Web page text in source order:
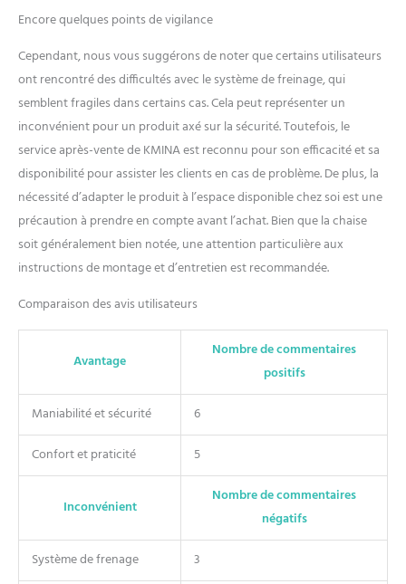
douche dispose d'un
roues arrière garantissant le
maximum de sécurité et
d'adhérence lors de son
utilisation. Ses roues
directionnelles sont conçues
pour transporter facilement
la chaise, en assurant la
stabilité et la sécurité lors du
déplacement de la chaise ou
de l'utilisateur.
RECOMMANDÉ POUR: Les
personnes à mobilité réduite
faire la tâche hygiénique
personnelle avec autonomie.
Parfait pour son utilisation
dans les hôpitaux, les
gériatrie et pour une
l'utilisateur: 120 kg.
Encore quelques points de vigilance
Cependant, nous vous suggérons de noter que certains utilisateurs
ont rencontré des difficultés avec le système de freinage, qui
semblent fragiles dans certains cas. Cela peut représenter un
inconvénient pour un produit axé sur la sécurité. Toutefois, le
service après-vente de KMINA est reconnu pour son efficacité et sa
disponibilité pour assister les clients en cas de problème. De plus, la
nécessité d’adapter le produit à l’espace disponible chez soi est une
précaution à prendre en compte avant l’achat. Bien que la chaise
soit généralement bien notée, une attention particulière aux
instructions de montage et d’entretien est recommandée.
Comparaison des avis utilisateurs
Avantage
Nombre de commentaires
positifs
Maniabilité et sécurité
6
Confort et praticité
5
Inconvénient
Nombre de commentaires
négatifs
Système de frenage
3